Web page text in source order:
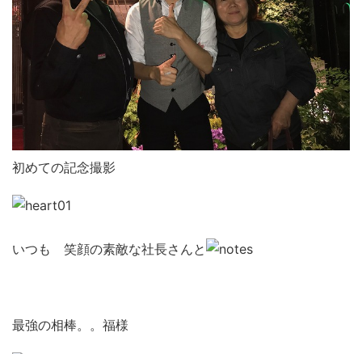
初めての記念撮影
いつも 笑顔の素敵な社長さんと
最強の相棒。。福様